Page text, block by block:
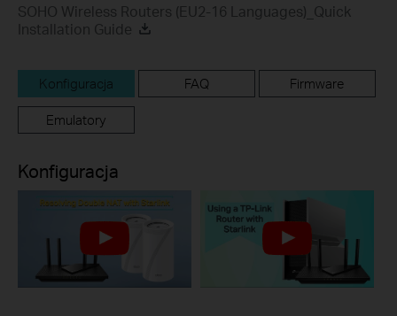
SOHO Wireless Routers (EU2-16 Languages)_Quick
Installation Guide
Konfiguracja FAQ Firmware
Emulatory
Konfiguracja